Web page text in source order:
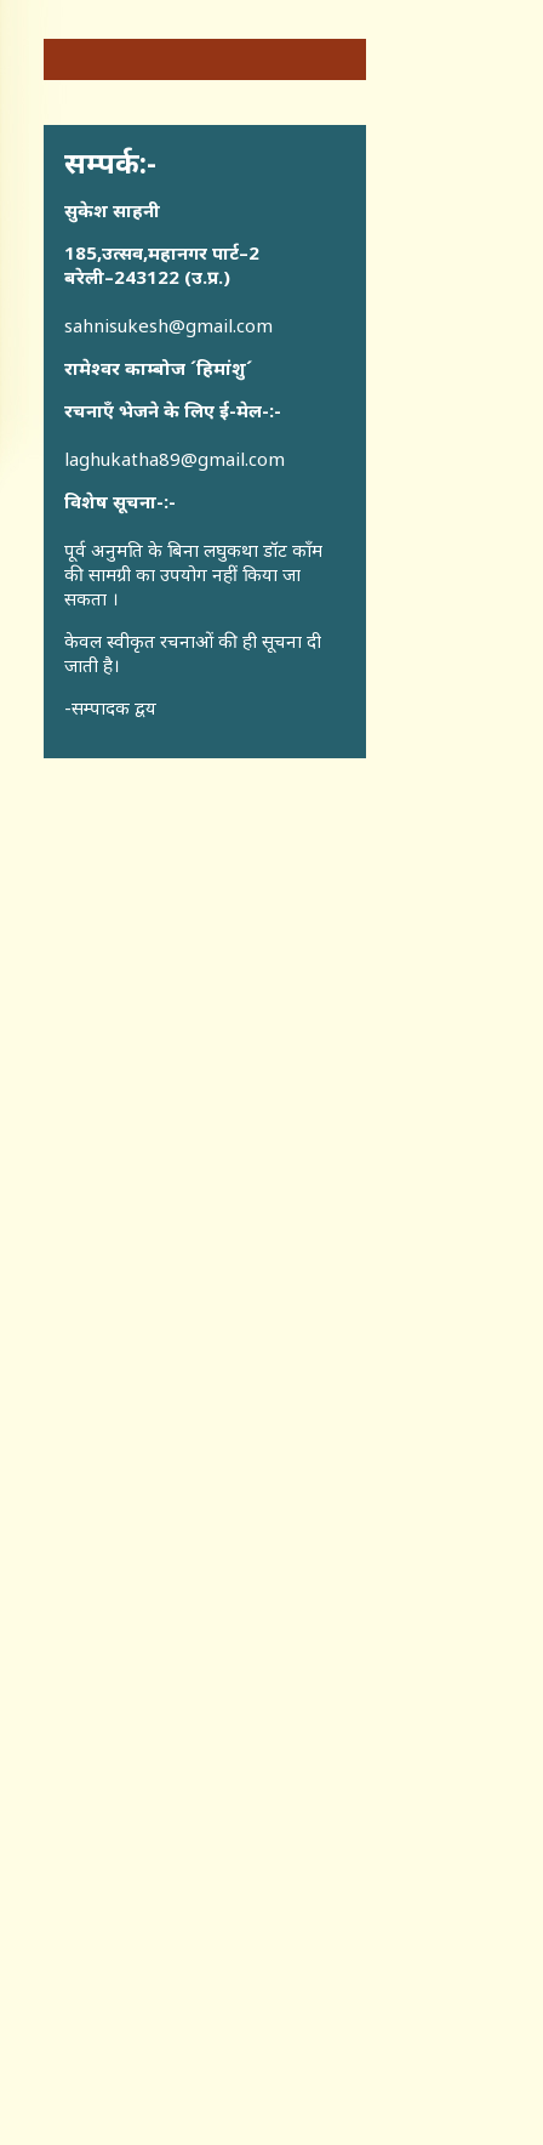
सम्पर्क:-
सुकेश साहनी
185,उत्सव,महानगर पार्ट–2
बरेली–243122 (उ.प्र.)
sahnisukesh@gmail.com
रामेश्वर काम्बोज ´हिमांशु´
रचनाएँ भेजने के लिए ई-मेल-:-
laghukatha89@gmail.com
विशेष सूचना-:-
पूर्व अनुमति के बिना लघुकथा डॉट कॉंम
की सामग्री का उपयोग नहीं किया जा
सकता ।
केवल स्वीकृत रचनाओं की ही सूचना दी
जाती है।
-सम्पादक द्वय